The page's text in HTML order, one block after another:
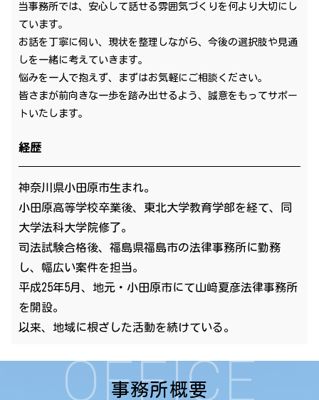
当事務所では、安心して話せる雰囲気づくりを何より大切にし
ています。
お話を丁寧に伺い、現状を整理しながら、今後の選択肢や見通
しを一緒に考えていきます。
悩みを一人で抱えず、まずはお気軽にご相談ください。
皆さまが前向きな一歩を踏み出せるよう、誠意をもってサポー
トいたします。
経歴
神奈川県小田原市生まれ。
小田原高等学校卒業後、東北大学教育学部を経て、同
大学法科大学院修了。
司法試験合格後、福島県福島市の法律事務所に勤務
し、幅広い案件を担当。
平成25年5月、地元・小田原市にて山﨑夏彦法律事務所
を開設。
以来、地域に根ざした活動を続けている。
OFFICE
事務所概要